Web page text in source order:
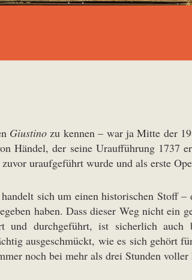
Giustino zu kennen – war ja Mitte der
Händel, der seine Uraufführung 1737
zuvor uraufgeführt wurde und als erste
sich um einen historischen Stoff
haben. Dass dieser Weg nicht
und durchgeführt, ist sicherlich auch
ausgeschmückt, wie es sich gehört
noch bei mehr als drei Stunden